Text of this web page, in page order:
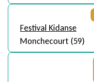
Festival Kidanse
Monchecourt (59)